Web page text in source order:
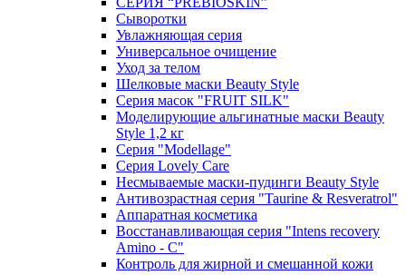
Сыворотки
Увлажняющая серия
Универсальное очищение
Уход за телом
Шелковые маски Beauty Style
Серия масок "FRUIT SILK"
Моделирующие альгинатные маски Beauty
Style 1,2 кг
Серия "Modellage"
Cерия Lovely Care
Несмываемые маски-пудинги Beauty Style
Антивозрастная серия "Taurine & Resveratrol"
Аппаратная косметика
Восстанавливающая серия "Intens recovery
Amino - C"
Контроль для жирной и смешанной кожи